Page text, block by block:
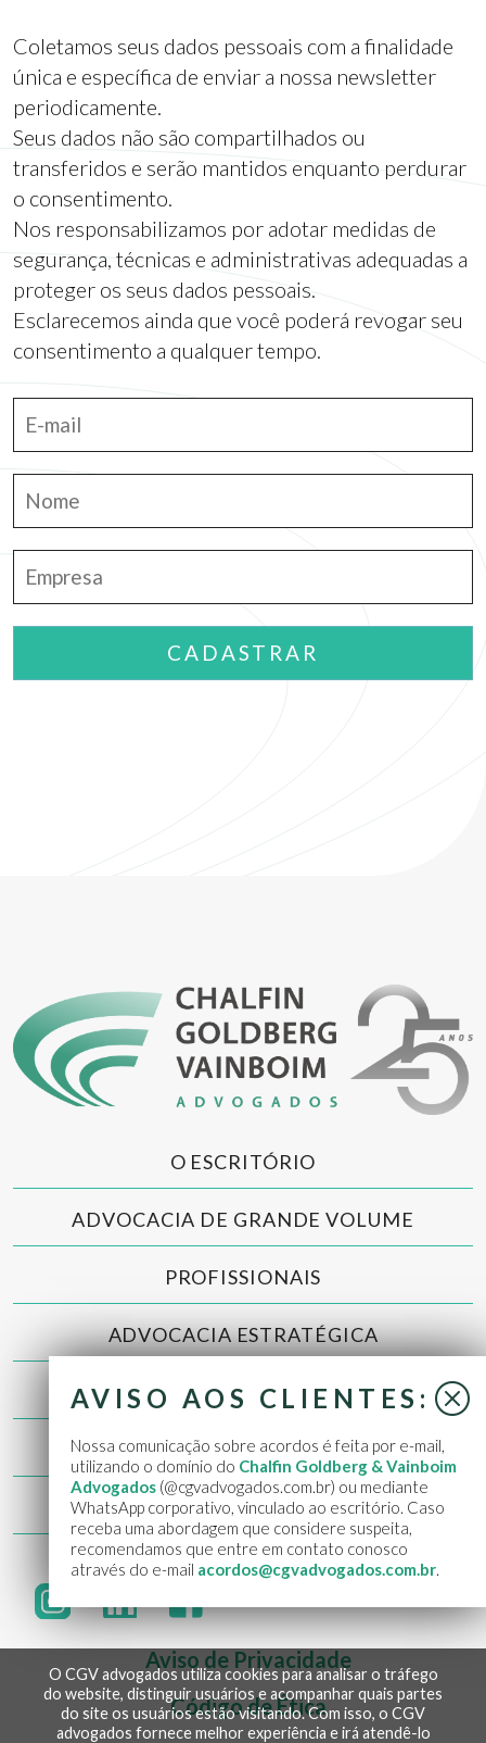
Coletamos seus dados pessoais com a finalidade
única e específica de enviar a nossa newsletter
periodicamente.
Seus dados não são compartilhados ou
transferidos e serão mantidos enquanto perdurar
o consentimento.
Nos responsabilizamos por adotar medidas de
segurança, técnicas e administrativas adequadas a
proteger os seus dados pessoais.
Esclarecemos ainda que você poderá revogar seu
consentimento a qualquer tempo.
O ESCRITÓRIO
ADVOCACIA DE GRANDE VOLUME
PROFISSIONAIS
ADVOCACIA ESTRATÉGICA
NOTÍCIAS
CONTATO
WEBMAIL
Aviso de Privacidade
Código de Ética
O CGV advogados utiliza cookies para analisar o tráfego
do website, distinguir usuários e acompanhar quais partes
do site os usuários estão visitando. Com isso, o CGV
advogados fornece melhor experiência e irá atendê-lo
AVISO AOS CLIENTES:
Nossa comunicação sobre acordos é feita por e-mail,
utilizando o domínio do Chalfin Goldberg & Vainboim
Advogados(@cgvadvogados.com.br) ou mediante
WhatsApp corporativo, vinculado ao escritório. Caso
receba uma abordagem que considere suspeita,
recomendamos que entre em contato conosco
através do e-mail acordos@cgvadvogados.com.br.